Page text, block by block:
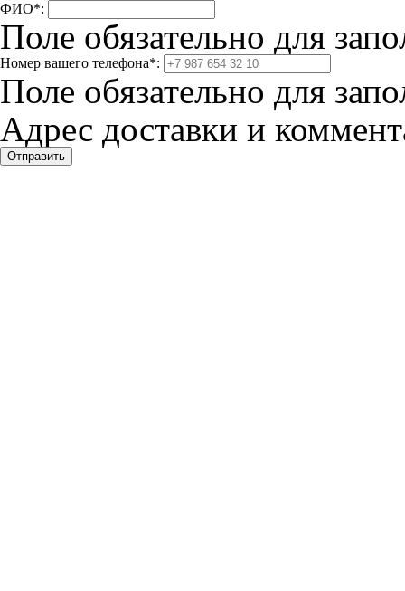
ФИО*:
Поле обязательно для
Номер вашего телефона*:
Поле обязательно для
Адрес доставки и